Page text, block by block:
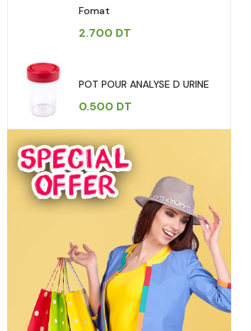
Fomat
2.700 DT
POT POUR ANALYSE D URINE
0.500 DT